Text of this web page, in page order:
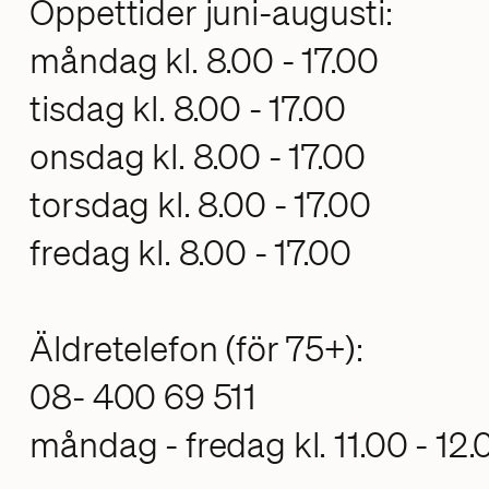
Öppettider juni-augusti:
måndag kl. 8.00 - 17.00
tisdag kl. 8.00 - 17.00
onsdag kl. 8.00 - 17.00
torsdag kl. 8.00 - 17.00
fredag kl. 8.00 - 17.00
Äldretelefon (för 75+):
08- 400 69 511
måndag - fredag kl. 11.00 -